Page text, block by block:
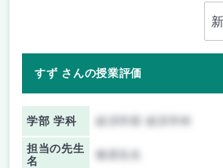
すず さんの授業評価
学部 学科
担当の先生
名